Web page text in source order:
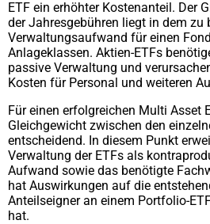
ETF ein erhöhter Kostenanteil. Der
der Jahresgebühren liegt in dem zu
Verwaltungsaufwand für einen
Anlageklassen. Aktien-ETFs
passive Verwaltung und
Kosten für Personal und weiteren
Für einen erfolgreichen Multi Asset
Gleichgewicht zwischen den
entscheidend. In diesem Punkt
Verwaltung der ETFs als
Aufwand sowie das benötigte
hat Auswirkungen auf die
Anteilseigner an einem Portfolio-
hat.